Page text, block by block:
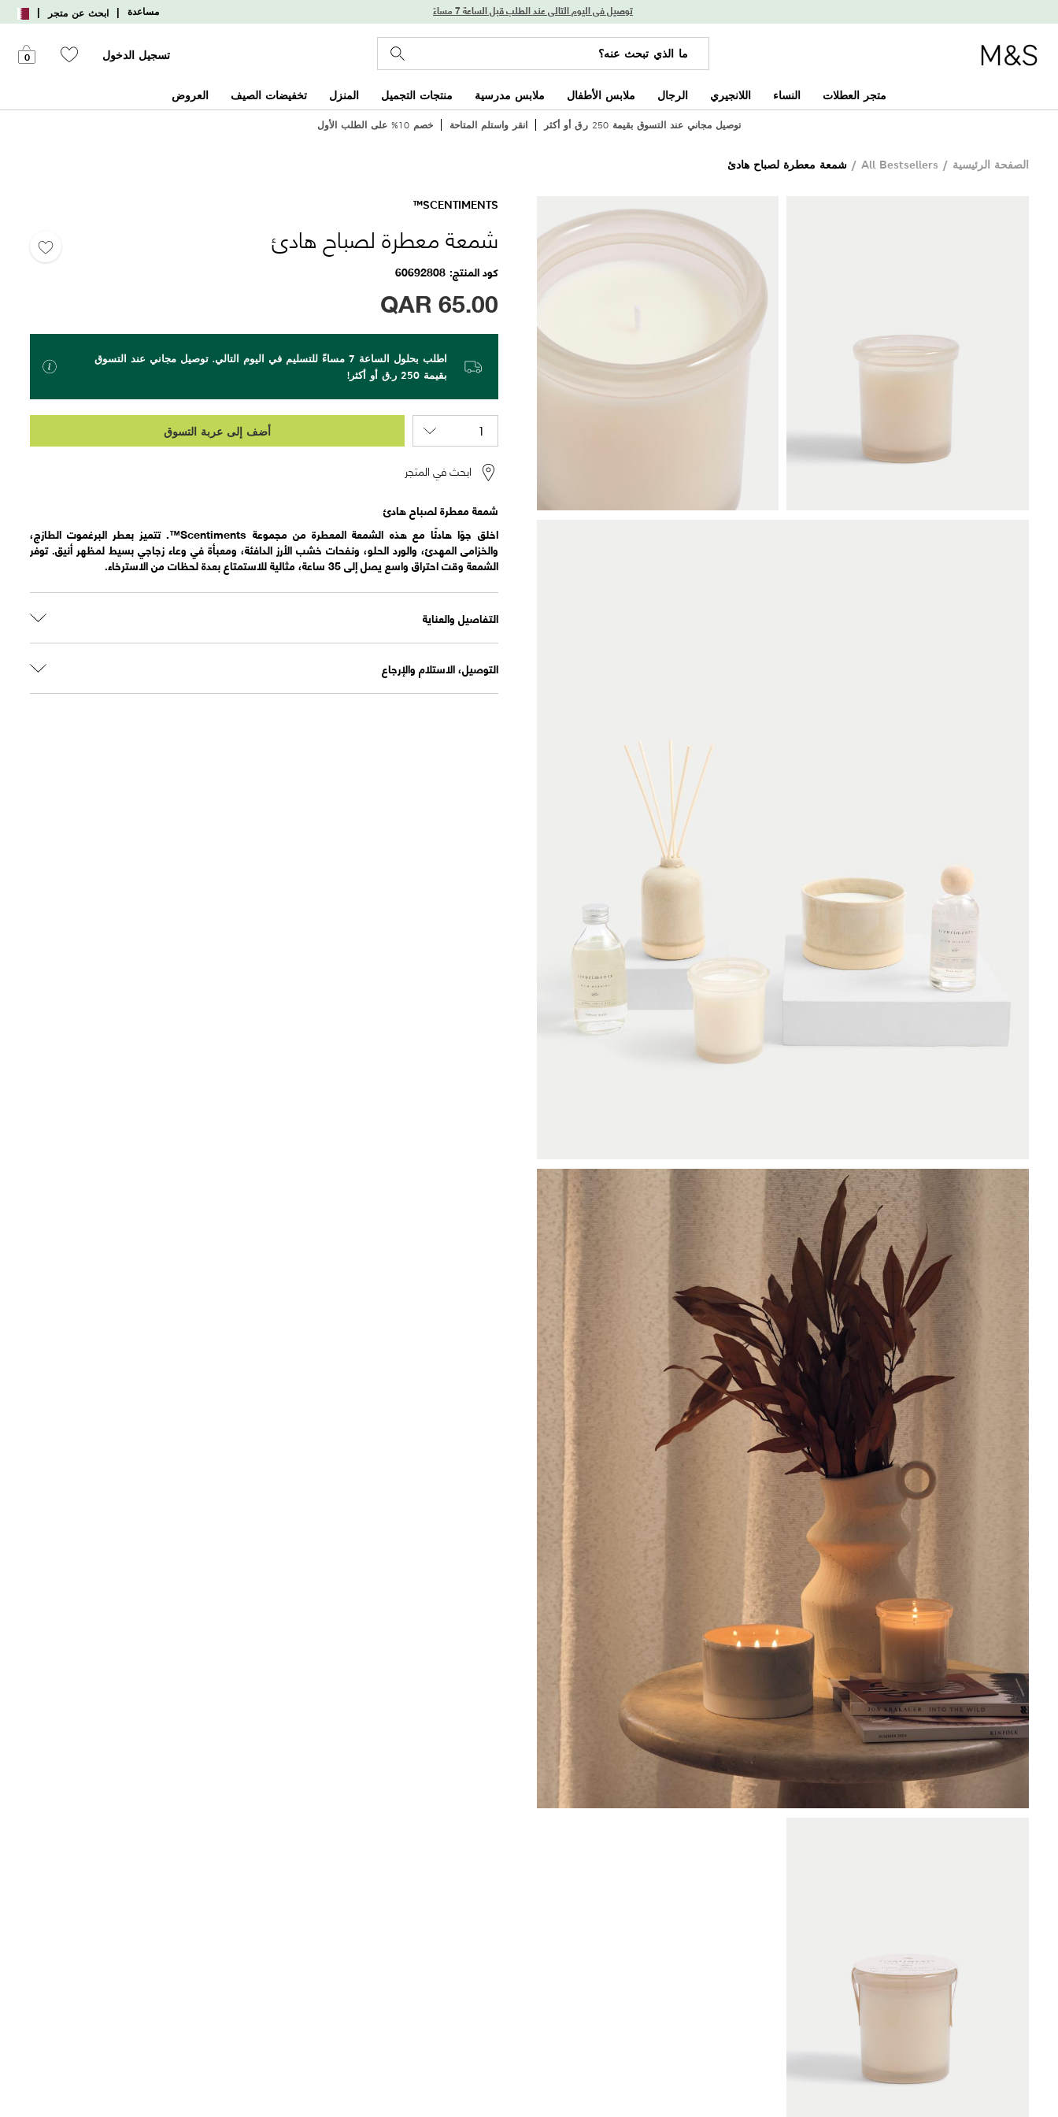
توصيل في اليوم التالي عند الطلب قبل الساعة 7 مساءً مساعدة | ابحث عن متجر |
تسجيل الدخول 0
متجر العطلات النساء اللانجيري الرجال ملابس الأطفال ملابس مدرسية منتجات التجميل المنزل تخفيضات الصيف العروض
توصيل مجاني عند التسوق بقيمة 250 ر.ق أو أكثر انقر واستلم المتاحة خصم 10% على الطلب الأول
الصفحة الرئيسية /
All Bestsellers
/ شمعة معطرة لصباح هادئ
SCENTIMENTS™
شمعة معطرة لصباح هادئ
كود المنتج 60692808
QAR65.00
اطلب بحلول الساعة 7 مساءً للتسليم في اليوم التالي. توصيل مجاني عند التسوق
بقيمة 250 ر.ق أو أكثر!
أضف إلى عربة التسوق
ابحث في المتجر
شمعة معطرة لصباح هادئ
اخلق جوًا هادئًا مع هذه الشمعة المعطرة من مجموعة Scentiments™. تتميز بعطر البرغموت الطازج،
والخزامى المهدئ، والورد الحلو، ونفحات خشب الأرز الدافئة، ومعبأة في وعاء زجاجي بسيط لمظهر أنيق. توفر
الشمعة وقت احتراق واسع يصل إلى 35 ساعة، مثالية للاستمتاع بعدة لحظات من الاسترخاء.
التفاصيل والعناية
التوصيل، الاستلام والإرجاع